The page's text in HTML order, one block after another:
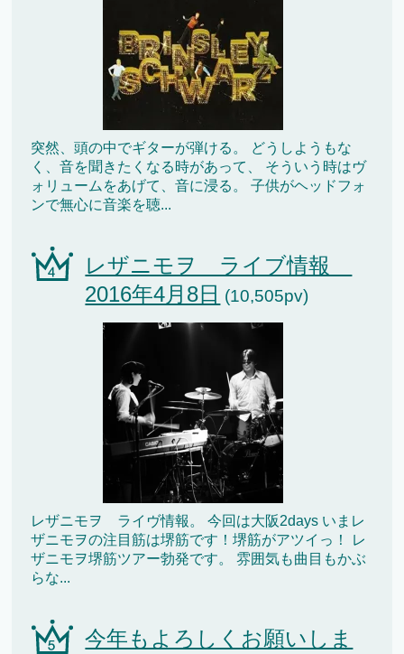
突然、頭の中でギターが弾ける。 どうしようもな
く、音を聞きたくなる時があって、 そういう時はヴ
ォリュームをあげて、音に浸る。 子供がヘッドフォ
ンで無心に音楽を聴...
レザニモヲ ライブ情報
2016年4月8日 (10,505pv)
レザニモヲ ライヴ情報。 今回は大阪2days いまレ
ザニモヲの注目筋は堺筋です！堺筋がアツイっ！ レ
ザニモヲ堺筋ツアー勃発です。 雰囲気も曲目もかぶ
らな...
今年もよろしくお願いしま